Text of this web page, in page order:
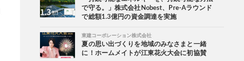
で守る。」株式会社Nobest、Pre-Aラウンド
で総額1.3億円の資金調達を実施
東建コーポレーション株式会社
夏の思い出づくりを地域のみなさまと一緒
に！ホームメイトが江東花火大会に初協賛